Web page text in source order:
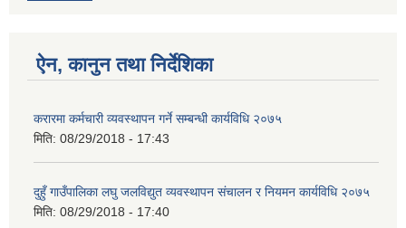
ऐन, कानुन तथा निर्देशिका
करारमा कर्मचारी व्यवस्थापन गर्ने सम्बन्धी कार्यविधि २०७५
मिति: 08/29/2018 - 17:43
दुहुँ गाउँपालिका लघु जलविद्युत व्यवस्थापन संचालन र नियमन कार्यविधि २०७५
मिति: 08/29/2018 - 17:40